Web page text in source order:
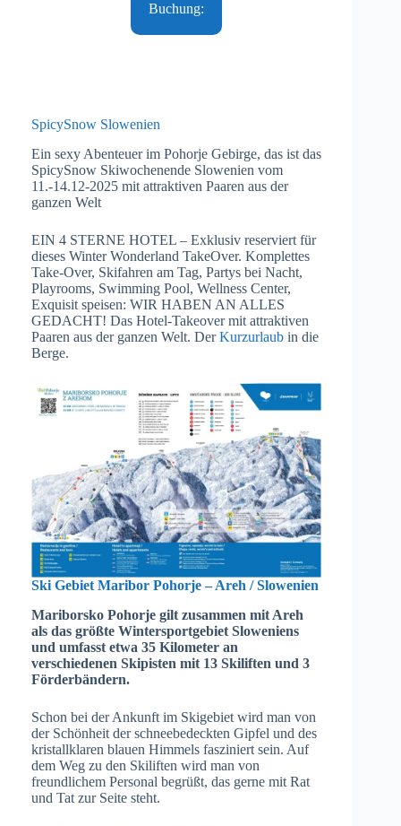
Buchung:
SpicySnow Slowenien
Ein sexy Abenteuer im Pohorje Gebirge, das ist das
SpicySnow Skiwochenende Slowenien vom
11.-14.12-2025 mit attraktiven Paaren aus der
ganzen Welt
EIN 4 STERNE HOTEL – Exklusiv reserviert für
dieses Winter Wonderland TakeOver. Komplettes
Take-Over, Skifahren am Tag, Partys bei Nacht,
Playrooms, Swimming Pool, Wellness Center,
Exquisit speisen: WIR HABEN AN ALLES
GEDACHT! Das Hotel-Takeover mit attraktiven
Paaren aus der ganzen Welt. DerKurzurlaub in die
Berge.
Ski Gebiet Maribor Pohorje – Areh / Slowenien
Mariborsko Pohorje gilt zusammen mit Areh
als das größte Wintersportgebiet Sloweniens
und umfasst etwa 35 Kilometer an
verschiedenen Skipisten mit 13 Skiliften und 3
Förderbändern.
Schon bei der Ankunft im Skigebiet wird man von
der Schönheit der schneebedeckten Gipfel und des
kristallklaren blauen Himmels fasziniert sein. Auf
dem Weg zu den Skiliften wird man von
freundlichem Personal begrüßt, das gerne mit Rat
und Tat zur Seite steht.